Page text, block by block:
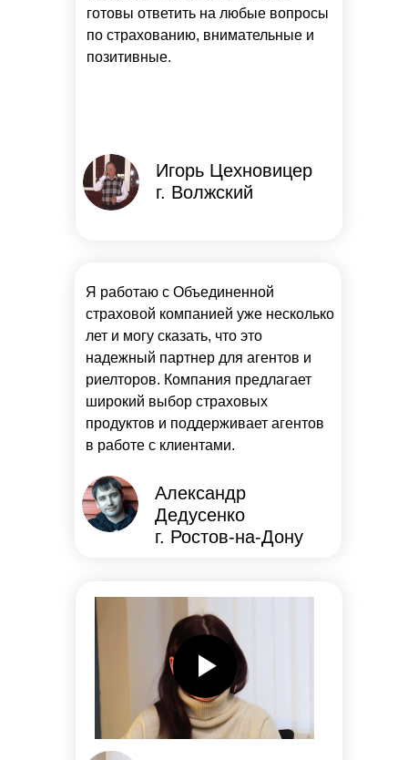
Я работаю с Объединенной
страховой компанией уже несколько
лет и могу сказать, что это
надежный партнер для агентов и
риелторов. Компания предлагает
широкий выбор страховых
продуктов и поддерживает агентов
в работе с клиентами.
Александр
Дедусенко
г. Ростов-на-Дону
готовы ответить на любые вопросы
по страхованию, внимательные и
позитивные.
Игорь Цехновицер
г. Волжский